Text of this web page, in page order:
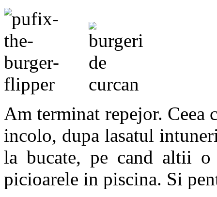
Am terminat repejor. Ceea
incolo, dupa lasatul
la bucate, pe cand altii
picioarele in piscina. Si